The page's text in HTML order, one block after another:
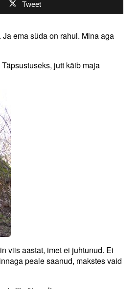
Tweet
ema süda on rahul. Mina aga
jutt käib maja
viis aastat, imet ei juhtunud. Ei
peale saanud, makstes vaid